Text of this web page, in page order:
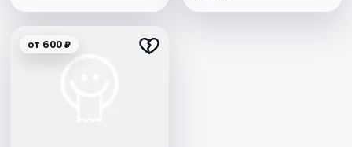
от 600 ₽